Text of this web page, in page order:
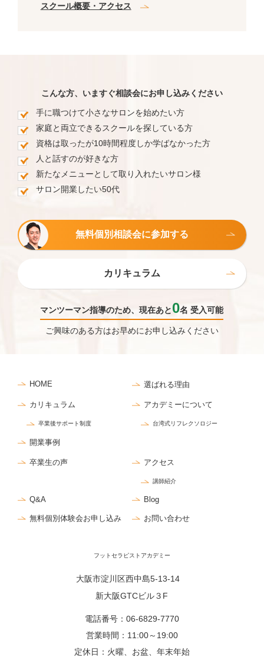
スクール概要・アクセス
こんな方、いますぐ相談会にお申し込みください
手に職つけて小さなサロンを始めたい方
家庭と両立できるスクールを探している方
資格は取ったが10時間程度しか学ばなかった方
人と話すのが好きな方
新たなメニューとして取り入れたいサロン様
サロン開業したい50代
無料個別相談会に参加する
カリキュラム
マンツーマン指導のため、現在あと0名 受入可能
ご興味のある方はお早めにお申し込みください
HOME 選ばれる理由
カリキュラム
卒業後サポート制度
アカデミーについて
台湾式リフレクソロジー
開業事例
卒業生の声 アクセス
講師紹介
Q&A Blog
無料個別体験会お申し込み お問い合わせ
フットセラピストアカデミー
大阪市淀川区西中島5-13-14
新大阪GTCビル３F
電話番号： 06-6829-7770
営業時間：11:00～19:00
定休日：火曜、お盆、年末年始